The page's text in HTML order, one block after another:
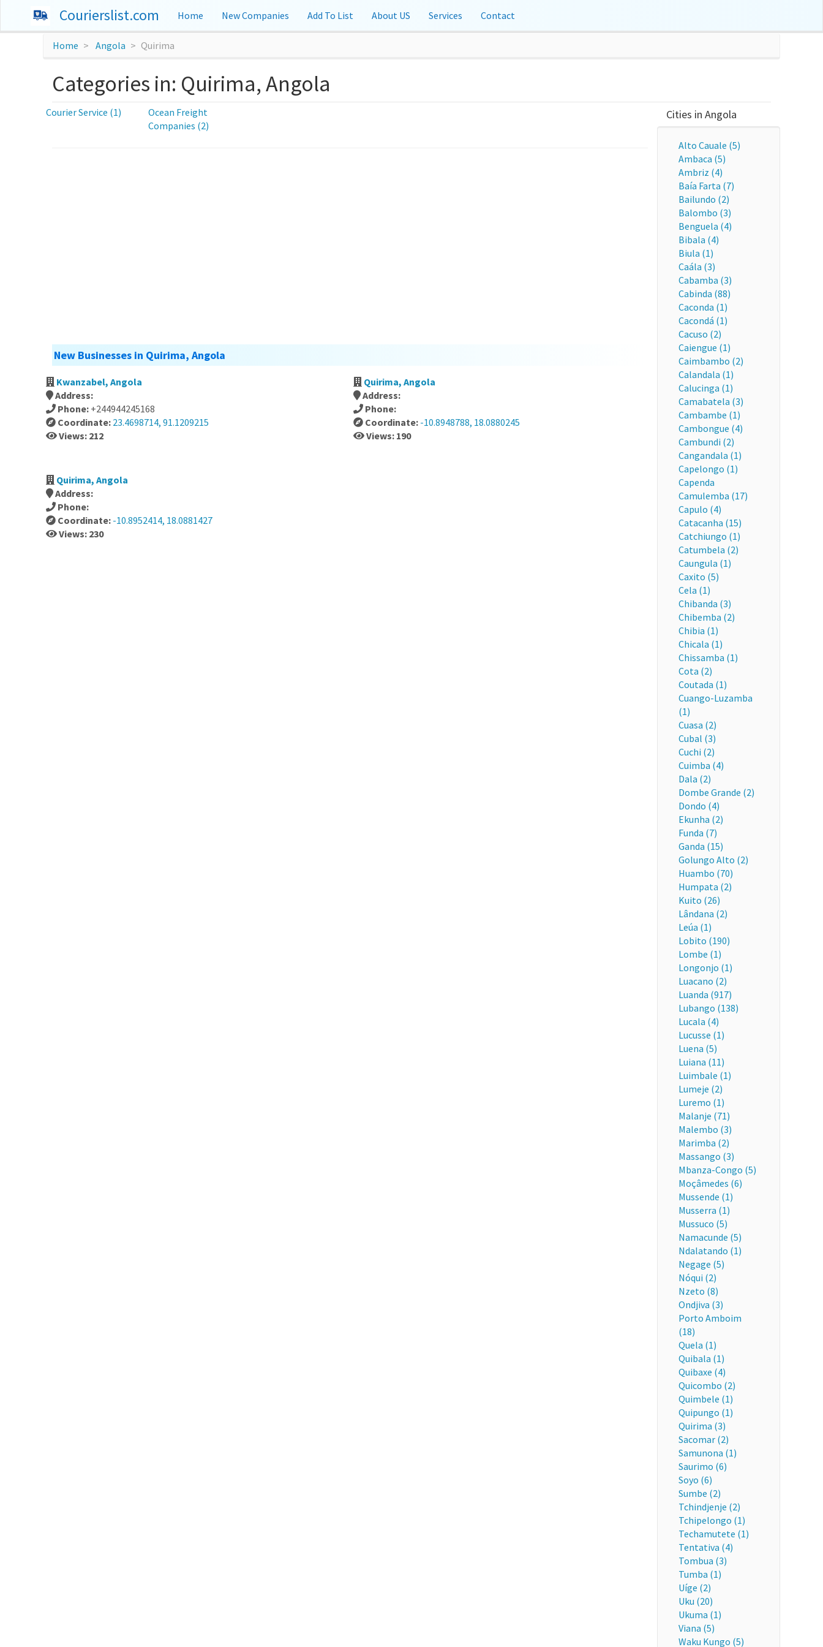
Courierslist.com Home New Companies Add To List About US Services Contact
Home Angola Quirima
Categories in: Quirima, Angola
Courier Service (1)
Ocean Freight
Companies (2)
New Businesses in Quirima, Angola
Kwanzabel, Angola
Address:
Phone: +244944245168
Coordinate: 23.4698714, 91.1209215
Views: 212
Quirima, Angola
Address:
Phone:
Coordinate: -10.8948788, 18.0880245
Views: 190
Quirima, Angola
Address:
Phone:
Coordinate: -10.8952414, 18.0881427
Views: 230
Cities in Angola
Alto Cauale (5)
Ambaca (5)
Ambriz (4)
Baía Farta (7)
Bailundo (2)
Balombo (3)
Benguela (4)
Bibala (4)
Biula (1)
Caála (3)
Cabamba (3)
Cabinda (88)
Caconda (1)
Cacondá (1)
Cacuso (2)
Caiengue (1)
Caimbambo (2)
Calandala (1)
Calucinga (1)
Camabatela (3)
Cambambe (1)
Cambongue (4)
Cambundi (2)
Cangandala (1)
Capelongo (1)
Capenda
Camulemba (17)
Capulo (4)
Catacanha (15)
Catchiungo (1)
Catumbela (2)
Caungula (1)
Caxito (5)
Cela (1)
Chibanda (3)
Chibemba (2)
Chibia (1)
Chicala (1)
Chissamba (1)
Cota (2)
Coutada (1)
Cuango-Luzamba
(1)
Cuasa (2)
Cubal (3)
Cuchi (2)
Cuimba (4)
Dala (2)
Dombe Grande (2)
Dondo (4)
Ekunha (2)
Funda (7)
Ganda (15)
Golungo Alto (2)
Huambo (70)
Humpata (2)
Kuito (26)
Lândana (2)
Leúa (1)
Lobito (190)
Lombe (1)
Longonjo (1)
Luacano (2)
Luanda (917)
Lubango (138)
Lucala (4)
Lucusse (1)
Luena (5)
Luiana (11)
Luimbale (1)
Lumeje (2)
Luremo (1)
Malanje (71)
Malembo (3)
Marimba (2)
Massango (3)
Mbanza-Congo (5)
Moçâmedes (6)
Mussende (1)
Musserra (1)
Mussuco (5)
Namacunde (5)
Ndalatando (1)
Negage (5)
Nóqui (2)
Nzeto (8)
Ondjiva (3)
Porto Amboim
(18)
Quela (1)
Quibala (1)
Quibaxe (4)
Quicombo (2)
Quimbele (1)
Quipungo (1)
Quirima (3)
Sacomar (2)
Samunona (1)
Saurimo (6)
Soyo (6)
Sumbe (2)
Tchindjenje (2)
Tchipelongo (1)
Techamutete (1)
Tentativa (4)
Tombua (3)
Tumba (1)
Uíge (2)
Uku (20)
Ukuma (1)
Viana (5)
Waku Kungo (5)